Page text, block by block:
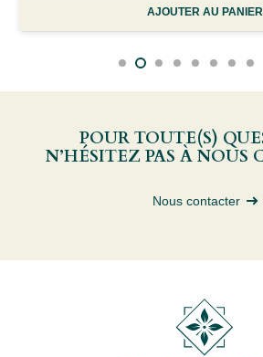
AJOUTER AU PANIER
POUR TOUTE(S)
N’HÉSITEZ PAS À NOUS
Nous contacter